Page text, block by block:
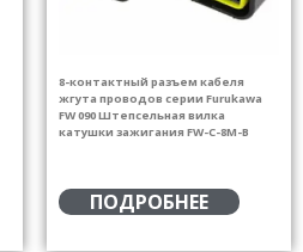
8-контактный разъем кабеля
жгута проводов серии Furukawa
FW 090 Штепсельная вилка
катушки зажигания FW-C-8M-B
ПОДРОБНЕЕ